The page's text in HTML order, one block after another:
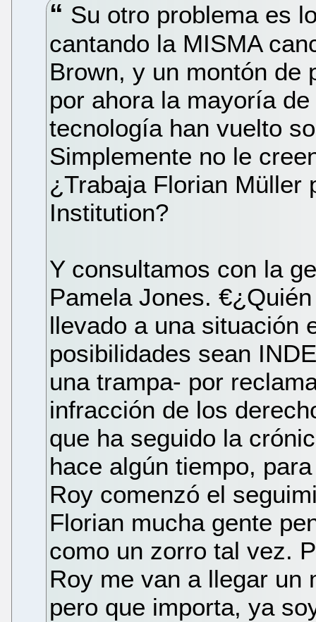
Su otro problema es
cantando la MISMA
Brown, y un montón de
por ahora la mayoría
tecnología han vuelto
Simplemente no le
¿Trabaja Florian Müller
Institution?
Y consultamos con la
Pamela Jones.
llevado a una situación
posibilidades sean
una trampa- por
infracción de los
que ha seguido la
hace algún tiempo,
Roy comenzó el
Florian mucha gente
como un zorro tal vez.
Roy me van a llegar un
pero que importa, ya